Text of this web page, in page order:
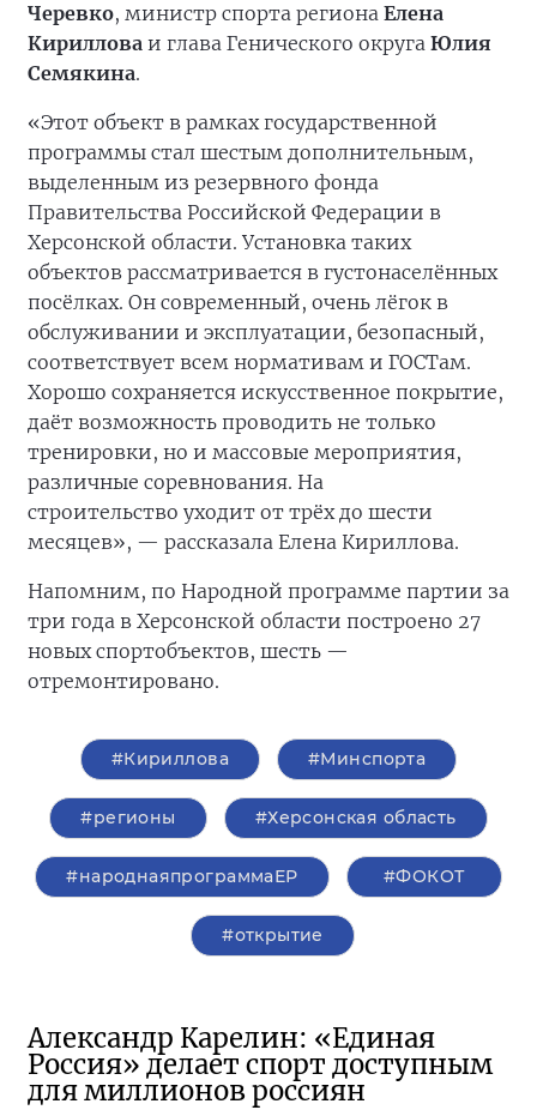
Черевко, министр спорта региона Елена
Кириллова и глава Генического округа Юлия
Семякина.
«Этот объект в рамках государственной
программы стал шестым дополнительным,
выделенным из резервного фонда
Правительства Российской Федерации в
Херсонской области. Установка таких
объектов рассматривается в густонаселённых
посёлках. Он современный, очень лёгок в
обслуживании и эксплуатации, безопасный,
соответствует всем нормативам и ГОСТам.
Хорошо сохраняется искусственное покрытие,
даёт возможность проводить не только
тренировки, но и массовые мероприятия,
различные соревнования. На
строительство уходит от трёх до шести
месяцев», — рассказала Елена Кириллова.
Напомним, по Народной программе партии за
три года в Херсонской области построено 27
новых спортобъектов, шесть —
отремонтировано.
#Кириллова #Минспорта
#регионы #Херсонская область
#народнаяпрограммаЕР #ФОКОТ
#открытие
Александр Карелин: «Единая
Россия» делает спорт доступным
для миллионов россиян